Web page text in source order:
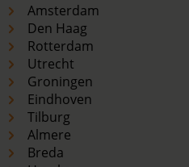
Amsterdam
Den Haag
Rotterdam
Utrecht
Groningen
Eindhoven
Tilburg
Almere
Breda